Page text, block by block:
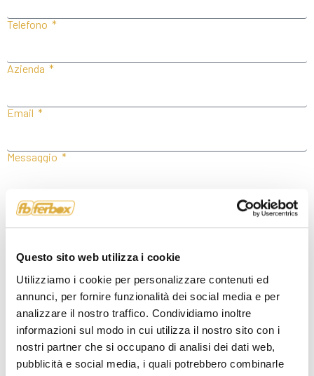
Questo sito web utilizza i cookie
Utilizziamo i cookie per personalizzare contenuti ed
annunci, per fornire funzionalità dei social media e per
analizzare il nostro traffico. Condividiamo inoltre
informazioni sul modo in cui utilizza il nostro sito con i
nostri partner che si occupano di analisi dei dati web,
pubblicità e social media, i quali potrebbero combinarle
Telefono
Azienda
Email
Messaggio
VISITA I NOSTRI SHOWROOM
FERMO